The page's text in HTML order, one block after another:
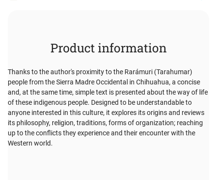
Product information
Thanks to the author's proximity to the Rarámuri (Tarahumar)
people from the Sierra Madre Occidental in Chihuahua, a concise
and, at the same time, simple text is presented about the way of life
of these indigenous people. Designed to be understandable to
anyone interested in this culture, it explores its origins and reviews
its philosophy, religion, traditions, forms of organization; reaching
up to the conflicts they experience and their encounter with the
Western world.